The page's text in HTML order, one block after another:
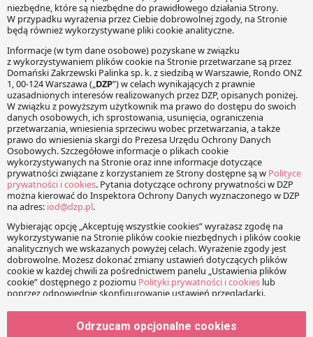
CELU PROWADZENIA
BADAŃ NAUKOWYCH.
PRAWNE UWARUNKOWANIA
DOSTĘPU DO DANYCH
MEDYCZNYCH I ICH JAKOŚCI.
AI w wyrobach medycznych
Równość dostępu do
sztucznej inteligencji
Paweł Kaźmierczyk
Monika Kupis
Małgorzata Maj
Paralegal
Malgorzata.Maj@dzp.pl
Odrzucam opcjonalne cookies